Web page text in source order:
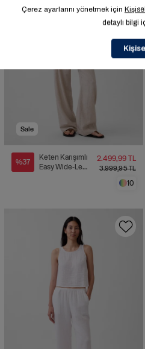
Sale
%37
Keten Karışımlı
Easy Wide-Leg
3.999,95 TL
2.499,99 TL
10